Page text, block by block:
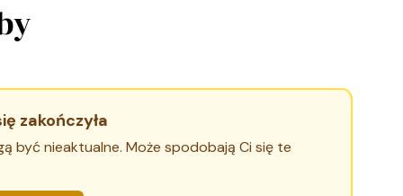
zakończyła
być nieaktualne. Może spodobają Ci się te